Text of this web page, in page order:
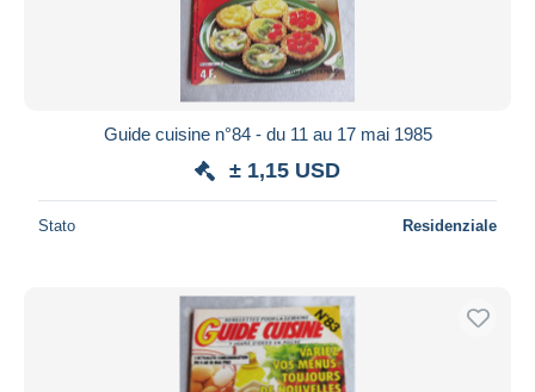
Guide cuisine n°84 - du 11 au 17 mai 1985
± 1,15 USD
Stato Residenziale